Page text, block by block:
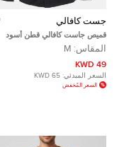
جست كافالي
قميص جاست كافالي قطن أسود
كارجو مقاس ميديوم
المقاس: M
49 KWD
السعر المبدئي: 65 KWD
السعر المُخفض